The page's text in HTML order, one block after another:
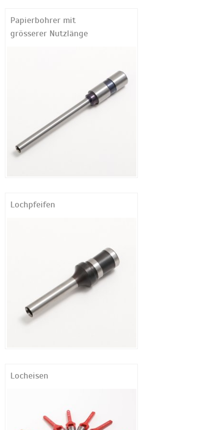
Papierbohrer mit
grösserer Nutzlänge
Lochpfeifen
Locheisen